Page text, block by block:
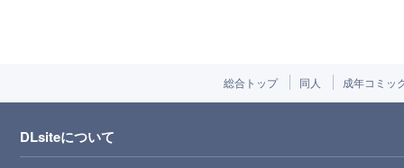
総合トップ 同人 成年コミッ
DLsiteについて